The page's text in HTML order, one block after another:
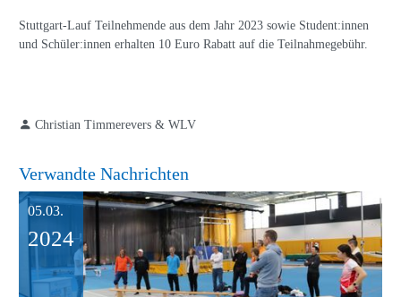
Stuttgart-Lauf Teilnehmende aus dem Jahr 2023 sowie Student:innen
und Schüler:innen erhalten 10 Euro Rabatt auf die Teilnahmegebühr.
Christian Timmerevers & WLV
Verwandte Nachrichten
05.03.
2024